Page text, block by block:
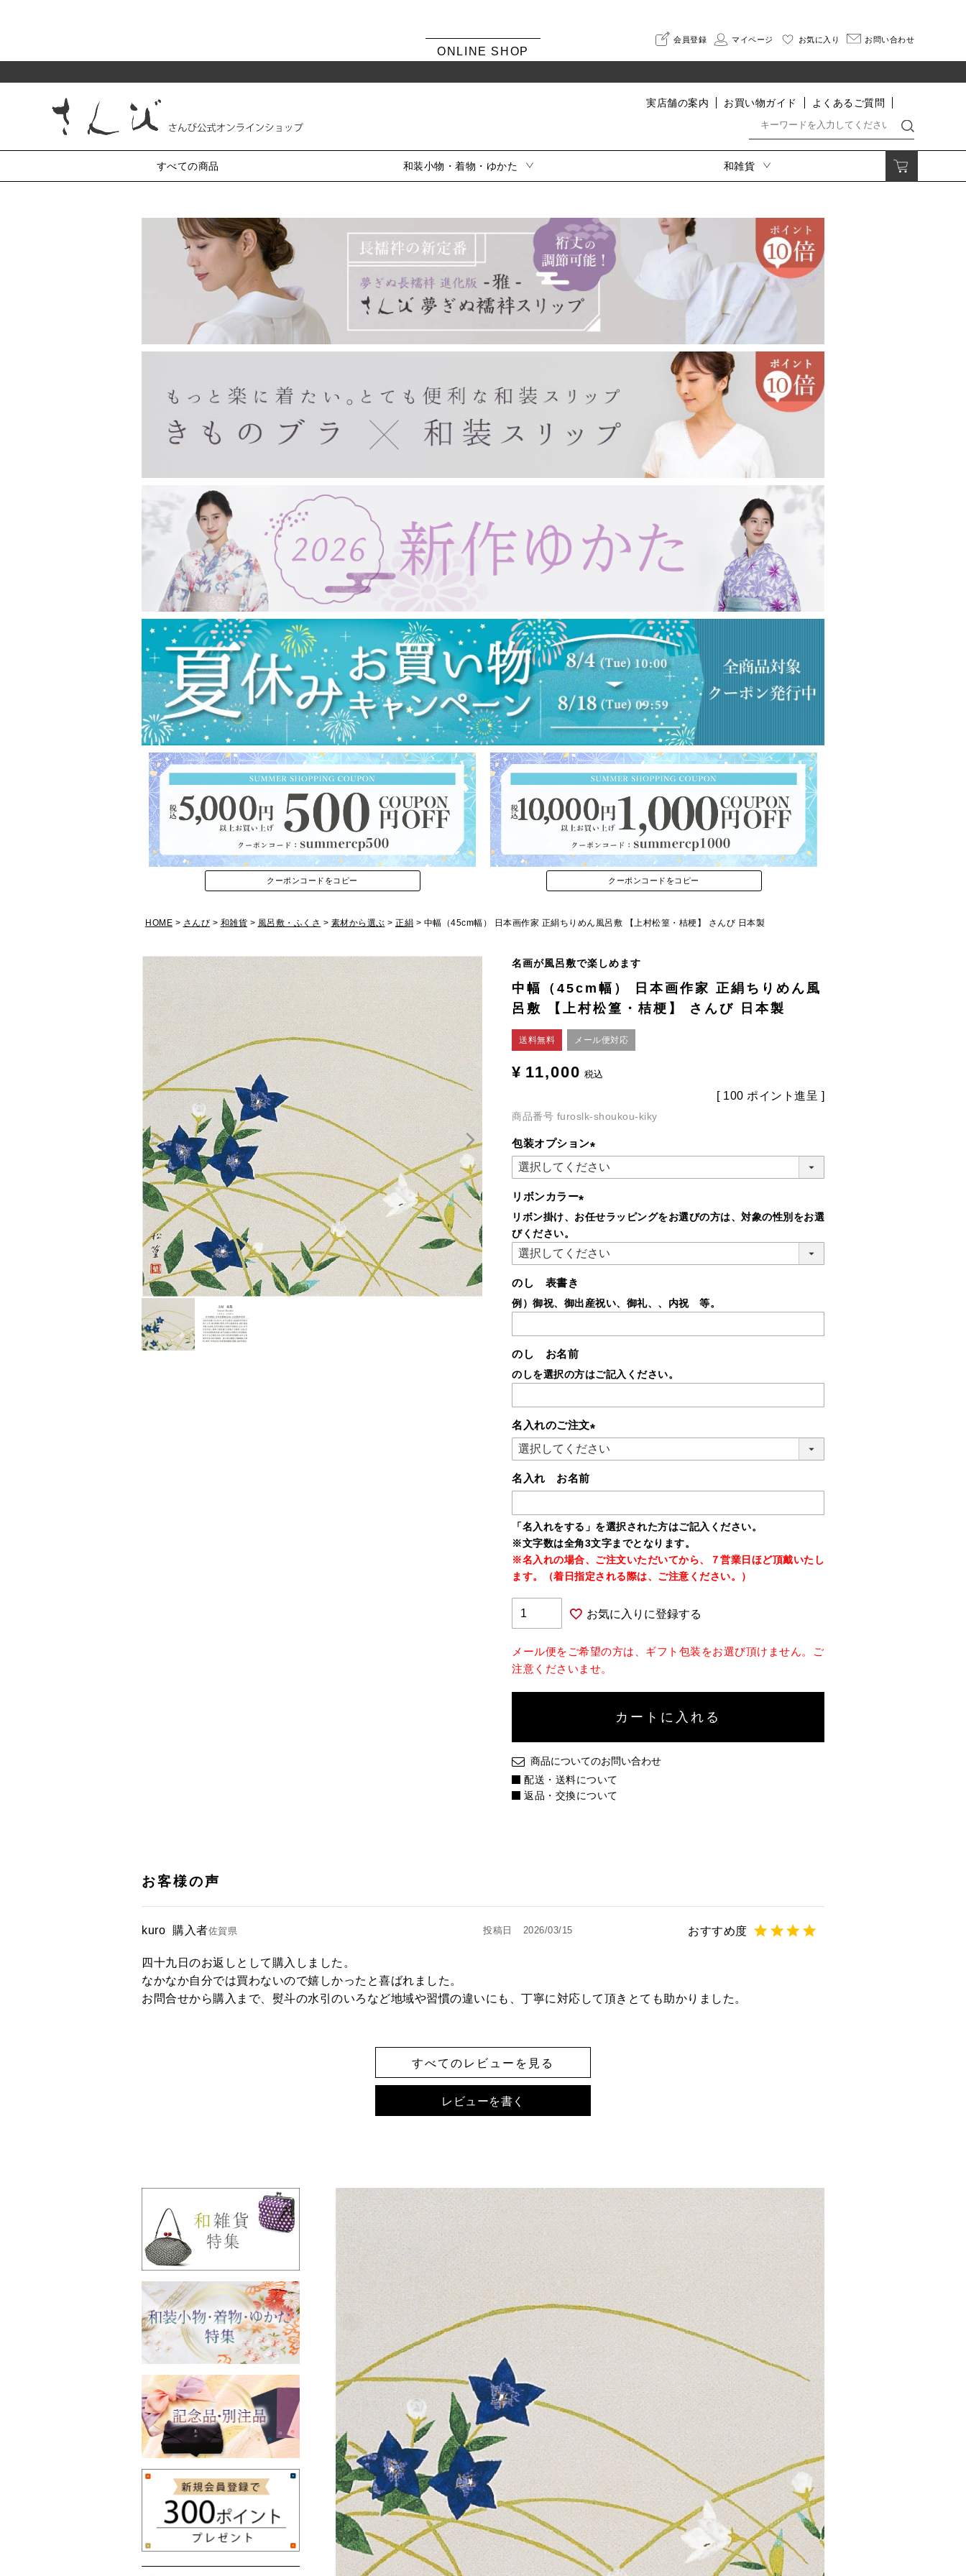
ONLINE SHOP
会員登録 マイページ お気に入り お問い合わせ
実店舗の案内 お買い物ガイド よくあるご質問
すべての商品 和装小物・着物・ゆかた
純和装小物
帯揚
帯留・三分紐・末広
羽織紐
シーンから選ぶ
振袖 留袖 訪問着・色無地
小紋・紬
夏用
喪服
着付小物・肌着・足袋・寝巻
肌着・インナー 足袋
寝巻
便利グッズ
長襦袢（夢ぎぬお仕立て付き）
き楽っく
東レシルック(美來)
東レシルック(夏)
東レシルック(訪問着)
デニムきもの
袴
コート・羽織り・ショール
コート 羽織り
薄コート・羽織
ショール・ストール
収納・リビング 甚平・作務衣
袢纏
男物
和雑貨
小銭入れ・丸型3.3寸
小銭入れ・丸型2.5寸
小銭入れ・ミニ1.8寸
リング付ポーチ・5.5寸
眼鏡ケース
ペンケース
親子がま口 宝石入れ
財布
リバティ柄のがま口
風呂敷・ふくさ
素材から選ぶ
サイズから選ぶ
シリーズから選ぶ
風呂敷雑貨 ふくさ
印伝
さんびオリジナル印伝 HISOCA
なごみ
長財布
二つ折り財布
小銭入れ・ポーチ
名刺入れ・カードケース
印鑑ケース
眼鏡ケース
キーホルダー・キーケース
その他アクセサリー
女性向け
浅草文庫
名刺入れ・カードケース
ピーターラビット
扇子・手拭い・ガーゼ
タペストリー棒
ガーゼ製品
念珠・数珠
ブレスレット
バッグ マスク
お香・線香
クーポンコードをコピー クーポンコードをコピー
HOME さんび 和雑貨 風呂敷・ふくさ 素材から選ぶ 正絹 中幅（45cm幅） 日本画作家 正絹ちりめん風呂敷 【上村松篁・桔梗】 さんび 日本製
名画が風呂敷で楽しめます
中幅（45cm幅） 日本画作家 正絹ちりめん風
呂敷 【上村松篁・桔梗】 さんび 日本製
送料無料 メール便対応
¥ 11,000 税込
[ 100 ポイント進呈 ]
商品番号 furoslk-shoukou-kiky
包装オプション
(必
須)
リボンカラー
(必
リボン掛け、お任せラッピングをお選びの方は、対象の性別をお選
びください。
のし 表書き
例）御祝、御出産祝い、御礼、、内祝 等。
のし お名前
のしを選択の方はご記入ください。
名入れのご注文
(必
須)
名入れ お名前
「名入れをする」を選択された方はご記入ください。
※文字数は全角3文字までとなります。
※名入れの場合、ご注文いただいてから、７営業日ほど頂戴いたし
ます。（着日指定される際は、ご注意ください。）
お気に入りに登録する
メール便をご希望の方は、ギフト包装をお選び頂けません。ご
注意くださいませ。
カートに入れる
商品についてのお問い合わせ
配送・送料について
返品・交換について
kuro 購入者佐賀県 投稿日 2026/03/15
四十九日のお返しとして購入しました。
なかなか自分では買わないので嬉しかったと喜ばれました。
お問合せから購入まで、熨斗の水引のいろなど地域や習慣の違いにも、丁寧に対応して頂きとても助かりました。
すべてのレビューを見る
レビューを書く